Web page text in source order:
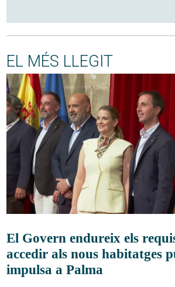
EL MÉS LLEGIT
El Govern endureix els
accedir als nous habitatges
impulsa a Palma